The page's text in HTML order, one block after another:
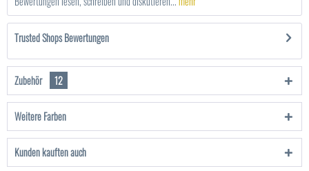
Trusted Shops Bewertungen
Zubehör 12
Weitere Farben
Kunden kauften auch